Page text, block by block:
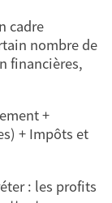
cadre
nombre de
financières,
+
+ Impôts et
: les profits